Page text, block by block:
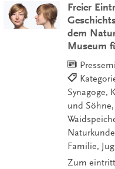
Freier
dem
Museum
Synagoge,
und
Familie,
Zum